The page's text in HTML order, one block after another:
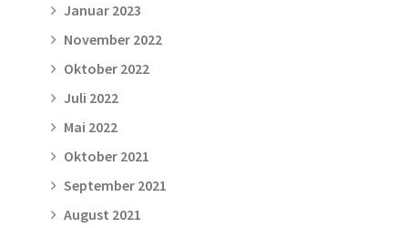
Januar 2023
November 2022
Oktober 2022
Juli 2022
Mai 2022
Oktober 2021
September 2021
August 2021